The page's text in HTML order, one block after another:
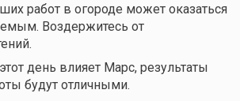
работ в огороде может оказаться
Воздержитесь от
день влияет Марс, результаты
будут отличными.